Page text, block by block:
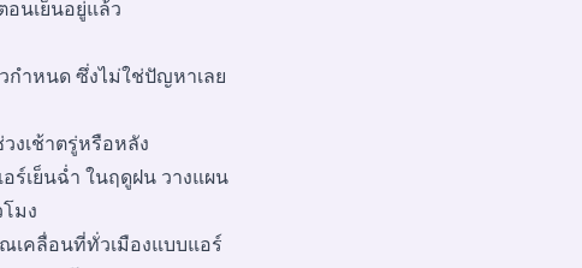
นเย็นอยู่แล้ว
กำหนด ซึ่งไม่ใช่ปัญหาเลย
งเช้าตรู่หรือหลัง
เย็นฉ่ำ ในฤดูฝน วางแผน
มง
เคลื่อนที่ทั่วเมืองแบบแอร์